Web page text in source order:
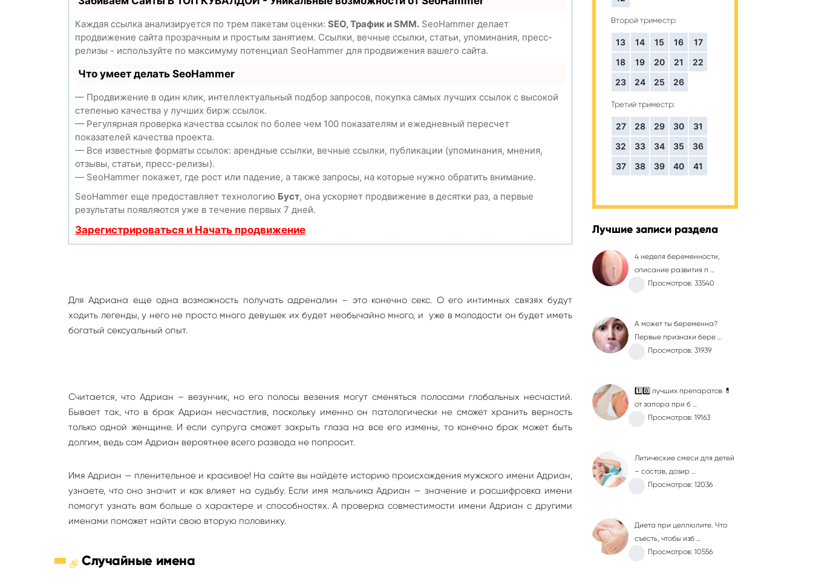
Каждая ссылка анализируется по трем пакетам оценки: SEO, Трафик и SMM. SeoHammer делает
продвижение сайта прозрачным и простым занятием. Ссылки, вечные ссылки, статьи, упоминания, пресс-
релизы - используйте по максимуму потенциал SeoHammer для продвижения вашего сайта.
Что умеет делать SeoHammer
— Продвижение в один клик, интеллектуальный подбор запросов, покупка самых лучших ссылок с высокой
степенью качества у лучших бирж ссылок.
— Регулярная проверка качества ссылок по более чем 100 показателям и ежедневный пересчет
показателей качества проекта.
— Все известные форматы ссылок: арендные ссылки, вечные ссылки, публикации (упоминания, мнения,
отзывы, статьи, пресс-релизы).
— SeoHammer покажет, где рост или падение, а также запросы, на которые нужно обратить внимание.
SeoHammer еще предоставляет технологию Буст, она ускоряет продвижение в десятки раз, а первые
результаты появляются уже в течение первых 7 дней.
Зарегистрироваться и Начать продвижение
Для Адриана еще одна возможность получать адреналин – это конечно секс. О его интимных связях будут
ходить легенды, у него не просто много девушек их будет необычайно много, и уже в молодости он будет иметь
богатый сексуальный опыт.
Считается, что Адриан – везунчик, но его полосы везения могут сменяться полосами глобальных несчастий.
Бывает так, что в брак Адриан несчастлив, поскольку именно он патологически не сможет хранить верность
только одной женщине. И если супруга сможет закрыть глаза на все его измены, то конечно брак может быть
долгим, ведь сам Адриан вероятнее всего развода не попросит.
Имя Адриан — пленительное и красивое! На сайте вы найдете историю происхождения мужского имени Адриан,
узнаете, что оно значит и как влияет на судьбу. Если имя мальчика Адриан — значение и расшифровка имени
помогут узнать вам больше о характере и способностях. А проверка совместимости имени Адриан с другими
именами поможет найти свою вторую половинку.
Случайные имена
Второй триместр:
13 14 15 16
17
18
19 20 21
22
23
24 25 26
Третий триместр:
27 28 29 30
31
32
33 34 35
36
37
38 39 40 41
Лучшие записи раздела
4 неделя беременности,
описание развития п …
Просмотров: 33540
А может ты беременна?
Первые признаки бере …
Просмотров: 31939
1️⃣0️⃣ лучших препаратов 💊
от запора при б …
Просмотров: 19163
Литические смеси для детей
– состав, дозир …
Просмотров: 12036
Диета при целлюлите. Что
съесть, чтобы изб …
Просмотров: 10556